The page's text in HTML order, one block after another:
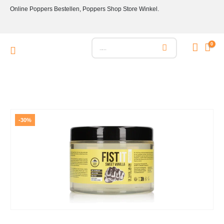
Online Poppers Bestellen, Poppers Shop Store Winkel.
0
-30%